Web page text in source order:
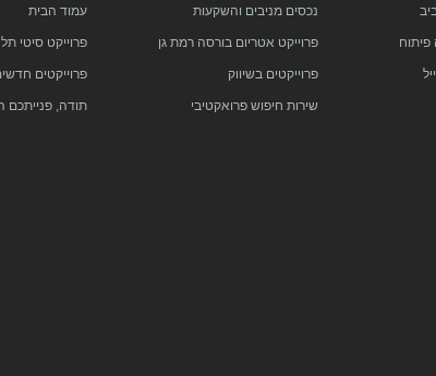
נכסים מניבים והשקעות עמוד הבית
פרוייקט אטריום בורסה רמת גן פרוייקט סיטי
פרוייקטים בשיווק פרוייקטים
שירות חיפוש פרואקטיבי תודה, פנייתכם